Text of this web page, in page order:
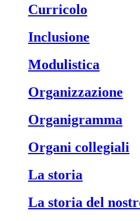
Curricolo
Inclusione
Modulistica
Organizzazione
Organigramma
Organi collegiali
La storia
La storia del